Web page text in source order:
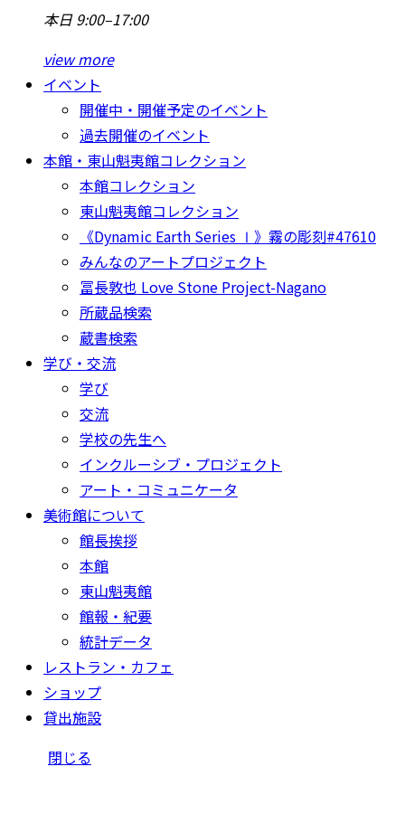
本日 9:00–17:00
view more
イベント
開催中・開催予定のイベント
過去開催のイベント
本館・東山魁夷館コレクション
本館コレクション
東山魁夷館コレクション
《Dynamic Earth Series Ⅰ》霧の彫刻#47610
みんなのアートプロジェクト
冨長敦也 Love Stone Project-Nagano
所蔵品検索
蔵書検索
学び・交流
学び
交流
学校の先生へ
インクルーシブ・プロジェクト
アート・コミュニケータ
美術館について
館長挨拶
本館
東山魁夷館
館報・紀要
統計データ
レストラン・カフェ
ショップ
貸出施設
閉じる